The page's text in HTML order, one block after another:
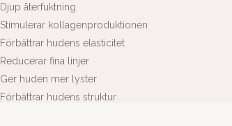
Djup återfuktning
Stimulerar kollagenproduktionen
Förbättrar hudens elasticitet
Reducerar fina linjer
Ger huden mer lyster
Förbättrar hudens struktur